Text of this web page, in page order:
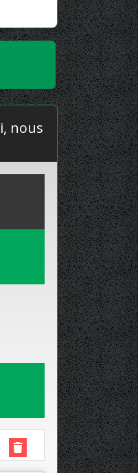
nous